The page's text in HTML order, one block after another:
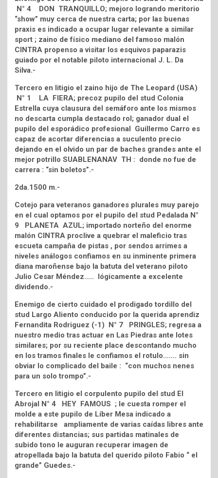
N° 4 DON TRANQUILLO; mejoro logrando meritorio
“show” muy cerca de nuestra carta; por las buenas
praxis es indicado a ocupar lugar relevante a similar
sport ; zaino de físico mediano del famoso malón
CINTRA propenso a visitar los esquivos paparazis
guiado por el notable piloto internacional J. L. Da
Silva.-
Tercero en litigio el zaino hijo de The Leopard (USA)
N° 1 LA FIERA; precoz pupilo del stud Colonia
Estrella cuya clausura del semáforo ante los mismos
no descarta cumpla destacado rol; ganador dual el
pupilo del esporádico profesional Guillermo Carro es
capaz de acortar diferencias a suculento precio
dejando en el olvido un par de baches grandes ante el
mejor potrillo SUABLENANAV TH : donde no fue de
carrera : “sin boletos”.-
2da.1500 m.-
Cotejo para veteranos ganadores plurales muy parejo
en el cual optamos por el pupilo del stud Pedalada N°
9 PLANETA AZUL; importado norteño del enorme
malón CINTRA proclive a quebrar el maleficio tras
escueta campaña de pistas , por sendos arrimes a
niveles análogos confiamos en su inminente primera
diana maroñense bajo la batuta del veterano piloto
Julio Cesar Méndez….. lógicamente a excelente
dividendo.-
Enemigo de cierto cuidado el prodigado tordillo del
stud Largo Aliento conducido por la querida aprendiz
Fernandita Rodriguez (-1) N° 7 PRINGLES; regresa a
nuestro medio tras actuar en Las Piedras ante lotes
similares; por su reciente place descontando mucho
en los tramos finales le confiamos el rotulo……. sin
obviar lo complicado del baile : “con muchos nenes
para un solo trompo”.-
Tercero en litigio el corpulento pupilo del stud El
Abrojal N° 4 HEY FAMOUS ; le cuesta romper el
molde a este pupilo de Líber Mesa indicado a
rehabilitarse ampliamente de varias caídas libres ante
diferentes distancias; sus partidas matinales de
subido tono le auguran recuperar imagen de
atropellada bajo la batuta del querido piloto Fabio “ el
grande” Guedes.-